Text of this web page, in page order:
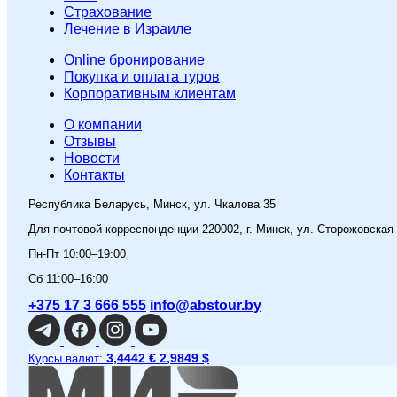
Страхование
Лечение в Израиле
Online бронирование
Покупка и оплата туров
Корпоративным клиентам
O компании
Отзывы
Новости
Контакты
Республика Беларусь, Минск, ул. Чкалова 35
Для почтовой корреспонденции 220002, г. Минск, ул. Сторожовская
Пн-Пт 10:00–19:00
Сб 11:00–16:00
+375 17 3 666 555 info@abstour.by
Курсы валют: 3,4442 € 2,9849 $